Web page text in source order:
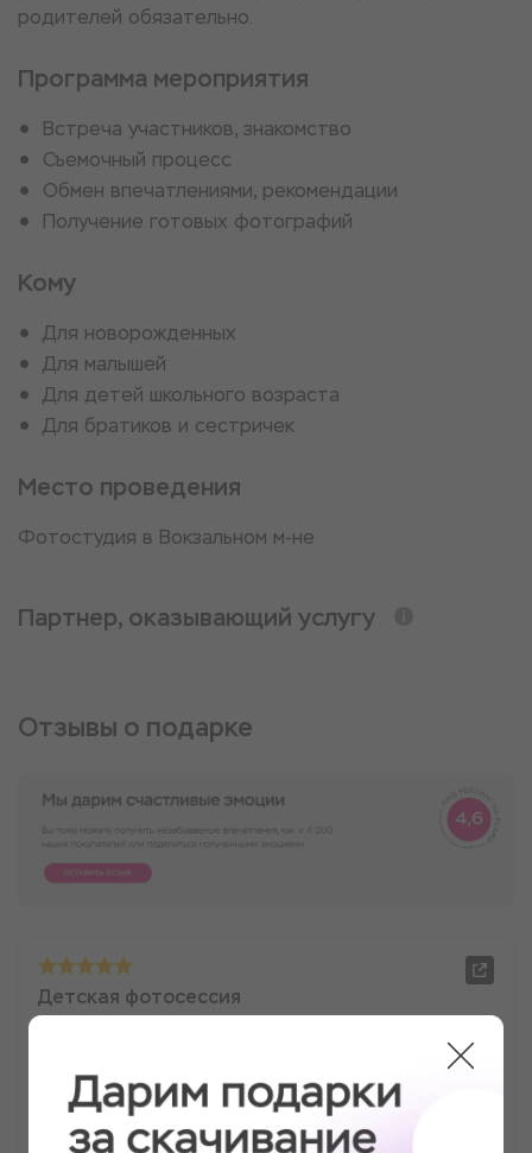
родителей обязательно.
Программа мероприятия
Встреча участников, знакомство
Съемочный процесс
Обмен впечатлениями, рекомендации
Получение готовых фотографий
Кому
Для новорожденных
Для малышей
Для детей школьного возраста
Для братиков и сестричек
Место проведения
Фотостудия в Вокзальном м-не
Партнер, оказывающий услугу
Отзывы о подарке
Детская фотосессия
Романа, его умении работать с людьми!!! На
новый год были на первой фотосессии , всей
семьёй , фотографии Мега крутые получились.